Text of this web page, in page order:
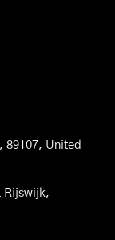
89107, United
Rijswijk,